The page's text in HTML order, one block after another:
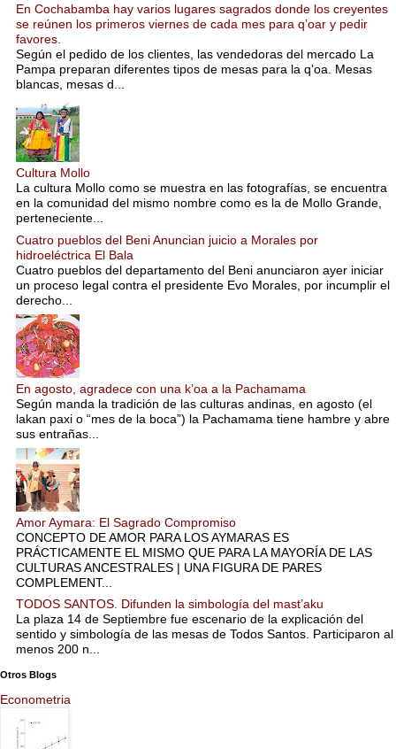
En Cochabamba hay varios lugares sagrados donde los creyentes
se reúnen los primeros viernes de cada mes para q’oar y pedir
favores.
Según el pedido de los clientes, las vendedoras del mercado La
Pampa preparan diferentes tipos de mesas para la q’oa. Mesas
blancas, mesas d...
Cultura Mollo
La cultura Mollo como se muestra en las fotografías, se encuentra
en la comunidad del mismo nombre como es la de Mollo Grande,
perteneciente...
Cuatro pueblos del Beni Anuncian juicio a Morales por
hidroeléctrica El Bala
Cuatro pueblos del departamento del Beni anunciaron ayer iniciar
un proceso legal contra el presidente Evo Morales, por incumplir el
derecho...
En agosto, agradece con una k’oa a la Pachamama
Según manda la tradición de las culturas andinas, en agosto (el
lakan paxi o “mes de la boca”) la Pachamama tiene hambre y abre
sus entrañas...
Amor Aymara: El Sagrado Compromiso
CONCEPTO DE AMOR PARA LOS AYMARAS ES
PRÁCTICAMENTE EL MISMO QUE PARA LA MAYORÍA DE LAS
CULTURAS ANCESTRALES | UNA FIGURA DE PARES
COMPLEMENT...
TODOS SANTOS. Difunden la simbología del mast’aku
La plaza 14 de Septiembre fue escenario de la explicación del
sentido y simbología de las mesas de Todos Santos. Participaron al
menos 200 n...
Otros Blogs
Econometria